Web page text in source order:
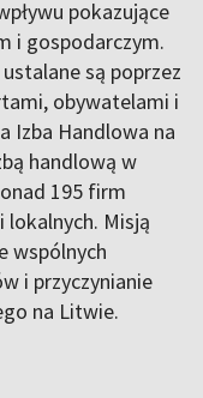
pokazujące
i gospodarczym.
są poprzez
obywatelami i
Izba Handlowa na
handlową w
195 firm
Misją
wspólnych
i przyczynianie
na Litwie.